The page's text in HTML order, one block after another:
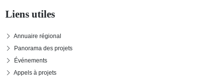
Liens utiles
Annuaire régional
Panorama des projets
Événements
Appels à projets